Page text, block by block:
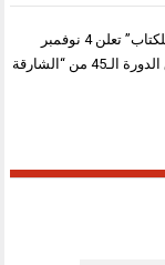
هيئة الشارقة للكتاب” تعلن 4 نوفمبر
موعداً لانطلاق الدورة الـ45 من “الشارقة